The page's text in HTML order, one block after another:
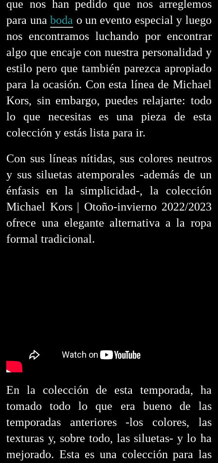
que nos han pedido que nos arreglemos
para unaboda o un evento especial y luego
nos encontramos luchando por encontrar
algo que encaje con nuestra personalidad y
estilo pero que también parezca apropiado
para la ocasión. Con esta línea de Michael
Kors, sin embargo, puedes relajarte: todo
lo que necesitas es una pieza de esta
colección y estás lista para ir.
Con sus líneas nítidas, sus colores neutros
y sus siluetas atemporales -además de un
énfasis en la simplicidad-, la colección
Michael Kors | Otoño-invierno 2022/2023
ofrece una elegante alternativa a la ropa
formal tradicional.
En la colección de esta temporada, ha
tomado todo lo que era bueno de las
temporadas anteriores -los colores, las
texturas y, sobre todo, las siluetas- y lo ha
mejorado. Esta es una colección para las